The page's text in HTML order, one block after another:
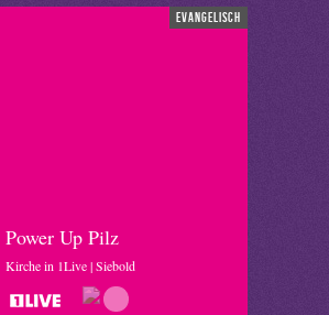
evangelisch
Power Up Pilz
Kirche in 1Live | Siebold